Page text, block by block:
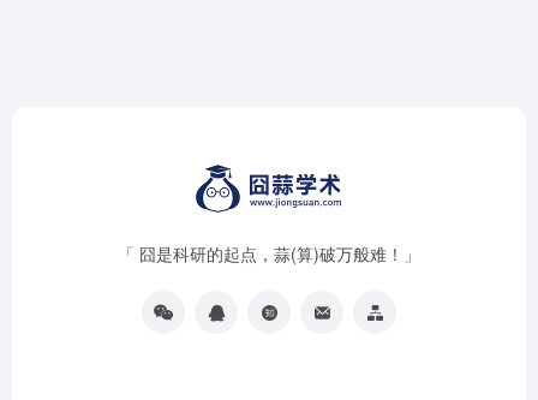
「 囧是科研的起点，蒜(算)破万般难！」